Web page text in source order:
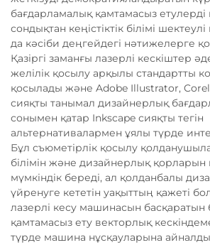
бағдарламалық қамтамасыз
сондықтан кеңістіктік білімі
да кәсіби деңгейдегі нәтижелерге
Қазіргі заманғы лазерлі кескіштер
желілік қосылу арқылы стандартты
қосылады және Adobe Illustrator,
сияқты танымал дизайнерлық
сонымен қатар Inkscape сияқты тегін
альтернативалармен ұялы түрде
Бұл съюметірлік қосылу
білімін және дизайнерлық қорларын
мүмкіндік береді, ал қолданбалы
үйренуге кететін уақыттың қажеті
лазерлі кесу машинасын басқаратын
қамтамасыз ету векторлық
түрде машина нұсқауларына